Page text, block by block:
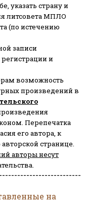
указать страну и
литсовета МПЛО
(по истечению
записи
и
возможность
произведений в
Перепечатка
его автора, к
странице.
авторы несут
на